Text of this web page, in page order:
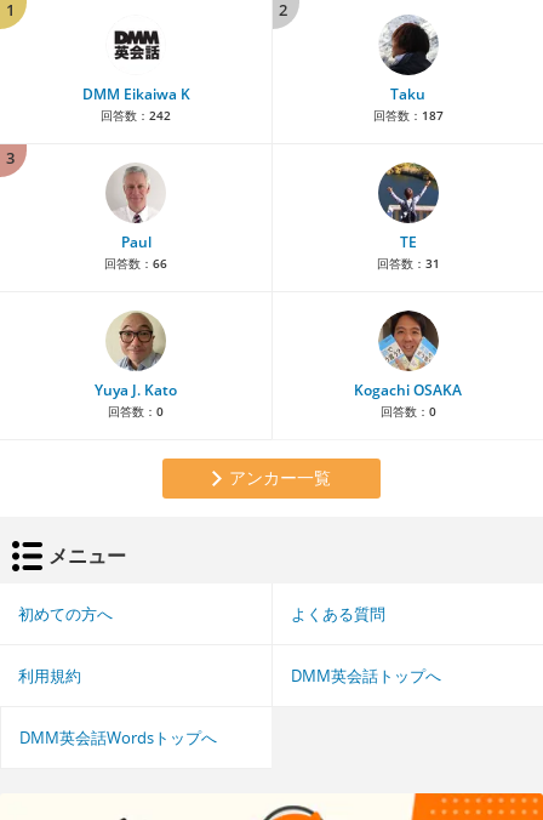
1
DMM Eikaiwa K
回答数： 242
2
Taku
回答数： 187
3
Paul
回答数： 66
TE
回答数： 31
Yuya J. Kato
回答数： 0
Kogachi OSAKA
回答数： 0
アンカー一覧
メニュー
初めての方へ よくある質問
利用規約 DMM英会話トップへ
DMM英会話Wordsトップへ